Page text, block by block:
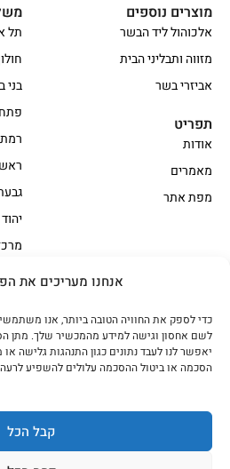
אנחנו מעריכים את
לשם אחסון וגישה למידע מהמכשיר שלך. מתן
יאפשר לנו לעבד נתונים כגון התנהגות גלישה
הסכמה או ביטול ההסכמה עלולים להשפיע
קבל הכל
אווז
בשר
בשר בקר עגלה משובח
בשר
הודו
נתחי פנים
עוף
תל
בני
רמת
יהוד
מוצרים נוספים
אלכוהול ליד הבשר
מזווה ותבליני הבית
אביזרי בשר
תפריט
אודות
מאמרים
מפת אתר